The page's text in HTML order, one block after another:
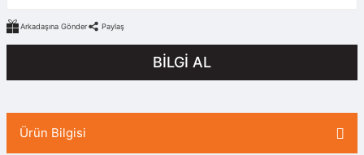
Arkadaşına Gönder Paylaş
BİLGİ AL
Ürün Bilgisi